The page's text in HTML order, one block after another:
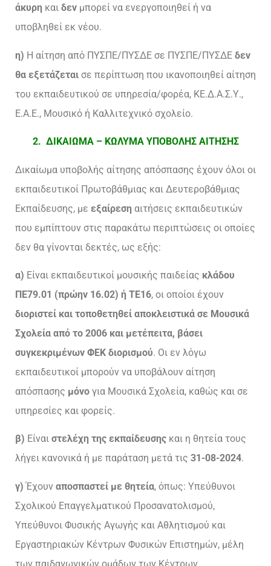
άκυρη και δεν μπορεί να ενεργοποιηθεί ή να
υποβληθεί εκ νέου.
η) Η αίτηση από ΠΥΣΠΕ/ΠΥΣΔΕ σε ΠΥΣΠΕ/ΠΥΣΔΕ δεν
θα εξετάζεται σε περίπτωση που ικανοποιηθεί αίτηση
του εκπαιδευτικού σε υπηρεσία/φορέα, ΚΕ.Δ.Α.Σ.Υ.,
Ε.Α.Ε., Μουσικό ή Καλλιτεχνικό σχολείο.
2. ΔΙΚΑΙΩΜΑ – ΚΩΛΥΜΑ ΥΠΟΒΟΛΗΣ ΑΙΤΗΣΗΣ
Δικαίωμα υποβολής αίτησης απόσπασης έχουν όλοι οι
εκπαιδευτικοί Πρωτοβάθμιας και Δευτεροβάθμιας
Εκπαίδευσης, με εξαίρεση αιτήσεις εκπαιδευτικών
που εμπίπτουν στις παρακάτω περιπτώσεις οι οποίες
δεν θα γίνονται δεκτές, ως εξής:
α) Είναι εκπαιδευτικοί μουσικής παιδείας κλάδου
ΠΕ79.01 (πρώην 16.02) ή ΤΕ16, οι οποίοι έχουν
διοριστεί και τοποθετηθεί αποκλειστικά σε Μουσικά
Σχολεία από το 2006 και μετέπειτα, βάσει
συγκεκριμένων ΦΕΚ διορισμού. Οι εν λόγω
εκπαιδευτικοί μπορούν να υποβάλουν αίτηση
απόσπασης μόνο για Μουσικά Σχολεία, καθώς και σε
υπηρεσίες και φορείς.
β) Είναι στελέχη της εκπαίδευσης και η θητεία τους
λήγει κανονικά ή με παράταση μετά τις 31-08-2024.
γ)Έχουν αποσπαστεί με θητεία, όπως: Υπεύθυνοι
Σχολικού Επαγγελματικού Προσανατολισμού,
Υπεύθυνοι Φυσικής Αγωγής και Αθλητισμού και
Εργαστηριακών Κέντρων Φυσικών Επιστημών, μέλη